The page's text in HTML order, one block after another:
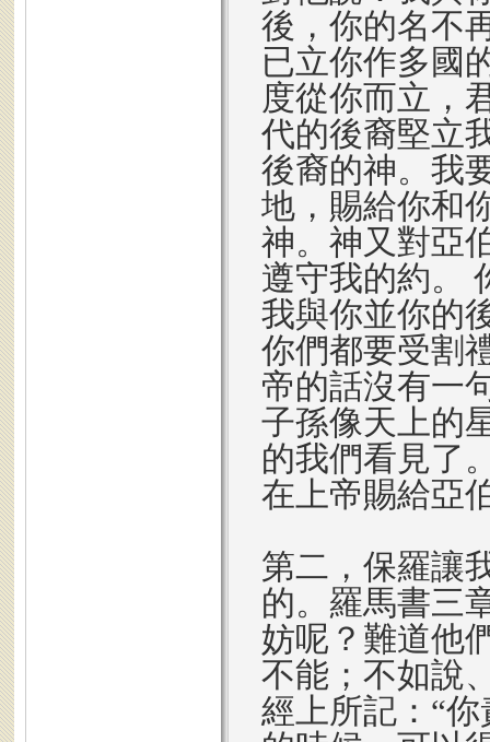
後，你的名不
已立你作多國
度從你而立，
代的後裔堅立
後裔的神。我
地，賜給你和
神。神又對亞
遵守我的約。
我與你並你的
你們都要受割
帝的話沒有一
子孫像天上的
的我們看見了
在上帝賜給亞
第二，保羅讓
的。羅馬書三
妨呢？難道他
不能；不如說
經上所記：“